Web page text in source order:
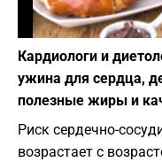
Кардиологи и
ужина для сердца,
полезные жиры и
Риск сердечно-
возрастает с